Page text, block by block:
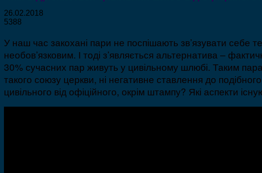
26.02.2018
5388
У наш час закохані пари не поспішають зв’язувати
необов’язковим. І тоді з’являється альтернатива –
30% сучасних пар живуть у цивільному шлюбі. Таким
такого союзу церкви, ні негативне ставлення до
цивільного від офіційного, окрім штампу? Які аспекти